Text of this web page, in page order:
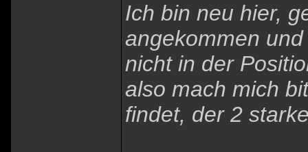
Ich bin neu hier,
angekommen
nicht in der
also mach mich
findet, der 2